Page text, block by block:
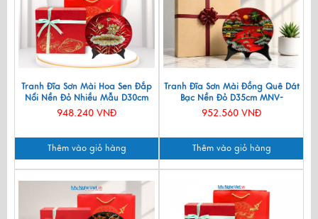
Tranh Đĩa Sơn Mài Hoa Sen Đắp
Nổi Nền Đỏ Nhiều Mẫu D30cm
TD30SV/1
948.240 VNĐ
Thêm vào giỏ hàng
Tranh Đĩa Sơn Mài Đồng Quê Dát
Bạc Nền Đỏ D35cm MNV-
TSMD356-1.1
952.560 VNĐ
Thêm vào giỏ hàng